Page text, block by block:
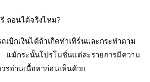
ถอนได้จริงไหม?
เบิกเงินได้ถ้าเกิดทำเทิร์นและกระทำตาม
ม้กระนั้นโปรโมชั่นแต่ละรายการมีความ
รอ่านเนื้อหาก่อนเห็นด้วย